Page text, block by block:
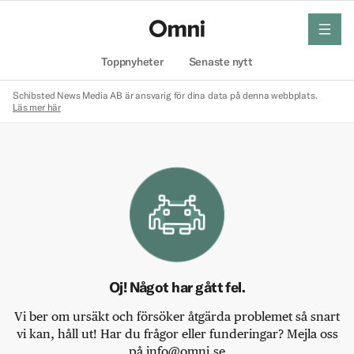
Toppnyheter Senaste nytt
meny
Schibsted News Media AB är ansvarig för dina data på denna webbplats.
Läs mer här
Oj! Något har gått fel.
Vi ber om ursäkt och försöker åtgärda problemet så snart
vi kan, håll ut! Har du frågor eller funderingar? Mejla oss